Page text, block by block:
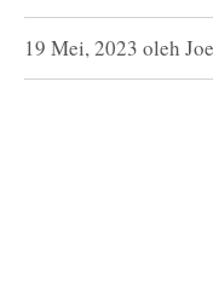
19 Mei, 2023 oleh